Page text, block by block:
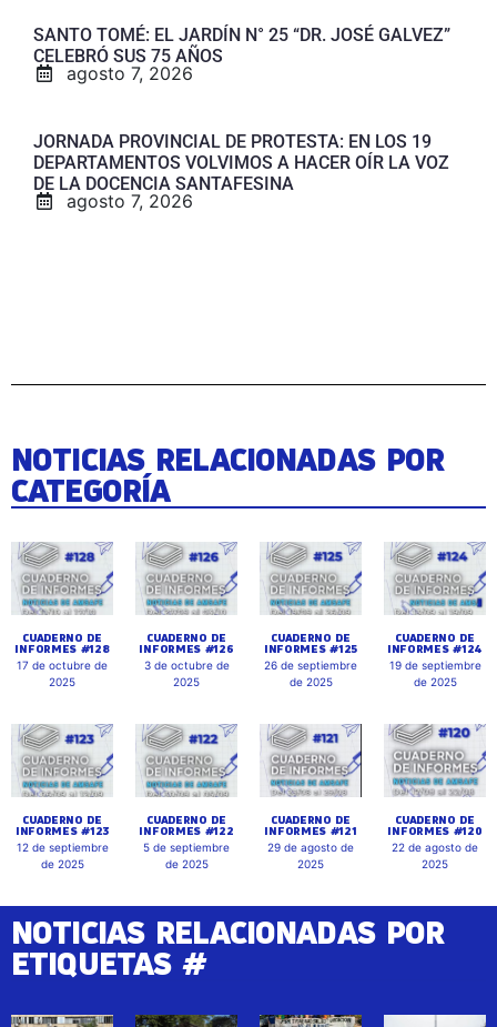
SANTO TOMÉ: EL JARDÍN N° 25 “DR. JOSÉ GALVEZ”
CELEBRÓ SUS 75 AÑOS
agosto 7, 2026
JORNADA PROVINCIAL DE PROTESTA: EN LOS 19
DEPARTAMENTOS VOLVIMOS A HACER OÍR LA VOZ
DE LA DOCENCIA SANTAFESINA
agosto 7, 2026
NOTICIAS RELACIONADAS POR
CATEGORÍA
CUADERNO DE
INFORMES #128
17 de octubre de
2025
CUADERNO DE
INFORMES #126
3 de octubre de
2025
CUADERNO DE
INFORMES #125
26 de septiembre
de 2025
CUADERNO DE
INFORMES #124
19 de septiembre
de 2025
CUADERNO DE
INFORMES #123
12 de septiembre
de 2025
CUADERNO DE
INFORMES #122
5 de septiembre
de 2025
CUADERNO DE
INFORMES #121
29 de agosto de
2025
CUADERNO DE
INFORMES #120
22 de agosto de
2025
NOTICIAS RELACIONADAS POR
ETIQUETAS #